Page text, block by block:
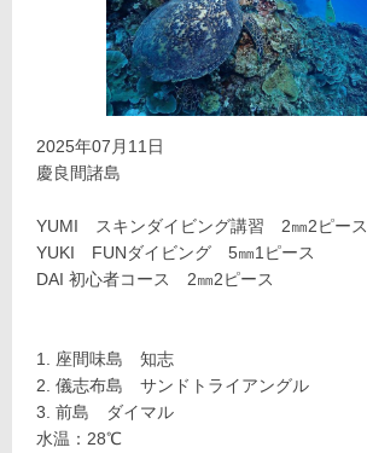
2025年07月11日
慶良間諸島
YUMI スキンダイビング講習 2㎜2ピース
YUKI FUNダイビング 5㎜1ピース
DAI 初心者コース 2㎜2ピース
座間味島 知志
儀志布島 サンドトライアングル
前島 ダイマル
水温：28℃